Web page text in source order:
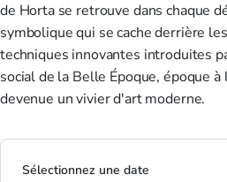
de Horta se retrouve dans chaque
symbolique qui se cache derrière
techniques innovantes introduites
social de la Belle Époque, époque
devenue un vivier d'art moderne.
Sélectionnez une date